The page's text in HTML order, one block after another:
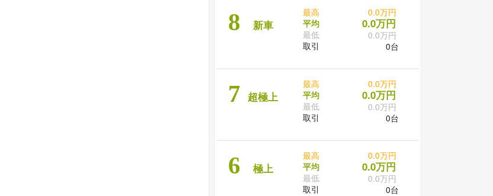
8 新車
最高
平均
最低
取引
0.0万円
0.0万円
0.0万円
0台
7 超極上
最高
平均
最低
取引
0.0万円
0.0万円
0.0万円
0台
6 極上
最高
平均
最低
取引
0.0万円
0.0万円
0.0万円
0台